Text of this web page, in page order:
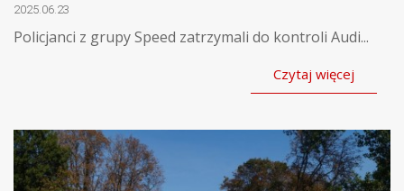
2025.06.23
Policjanci z grupy Speed zatrzymali do kontroli Audi...
Czytaj więcej